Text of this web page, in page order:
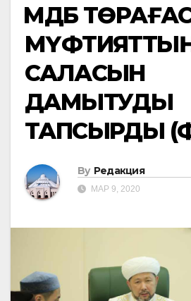
ҚМДБ
САЛАСЫН
ДАМЫТУДЫ
ТАПСЫРДЫ
By Редакция
МАР 9, 2020